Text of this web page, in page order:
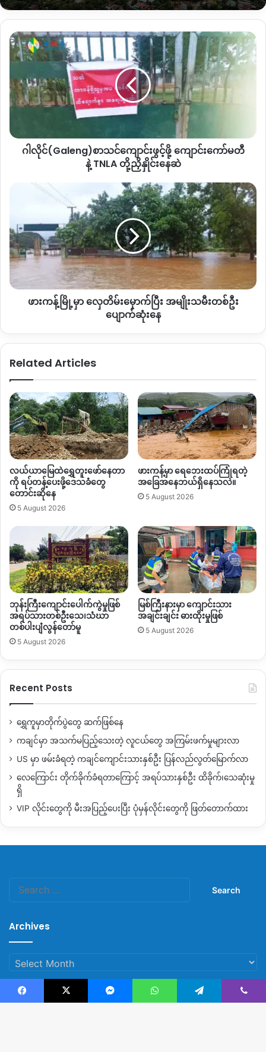
ကချင်ပြည်နယ် မြစ်ကြီးနားမြို့ထဲ ရေဝင်ရောက်နိုင်တဲ့ အဓိကရေ
ဗလမင်းထင်အောက်ရေဝင်ပေါက်၊ စီတာပူ အင်ဂျန်ခ ၊ ကြက်ပေါင်
ခြံ ၊ ရေကြည်၊ ပမ္မတီးရေဝင်ပေါက်တွေရှိပြီး မြစ်ကြီးနားမြို့ရဲ့စိုးရိမ်
ရေအမှတ်ဟာ ၁၂၀၀ စင်တီမီတာဖြစ်ပါတယ်။
လက်ရှိမှာတော့ စိုးရိမ်ရေအမှတ်ရောက်ဖို့ ၃ ပေခွဲခန့်အလိုသာရှိ
တော့ာတာဖြစ်ပါတယ်။
ကချင်ပြည်နယ် မြစ်ကြီးနားမြို့ရဲ့ ဧရာဝတီမြစ်ရေ စိုးရိမ်ရေအမှတ်
၁၂၀၀ စင်တီမီတာ ရှိပြီး လွန်ခဲ့တဲ့ ၂၀၁၉ ခုနှစ်မှာတော့ ၁၂၂၉ စင်တီ
Copy URL
ဂါ
လိုင်(Galeng)စာသင်ကျောင်း
ဖွင့်
ဖို့ ကျောင်း
ကော်မတီ
နဲ့ TNLA တို့
ဆဲ
ဂါလိုင်(Galeng)စာသင်ကျောင်းဖွင့်ဖို့ ကျောင်းကော်မတီ
နဲ့ TNLA တို့ညှိနှိုင်းနေဆဲ
မှာ လှေ
တိမ်း
မှောက်
ပြီး အမျိုးသမီး
ဦး
ပျောက်ဆုံးဖားကန့်မြို့မှာ လှေတိမ်းမှောက်ပြီး အမျိုးသမီးတစ်ဦး
ပျောက်ဆုံးနေ
Related Articles
လယ်ယာမြေထဲရွှေတူးဖော်နေတာ
ကို ရပ်တန့်ပေးဖို့ဒေသခံတွေ
တောင်းဆိုနေ
5 August 2026
ဖားကန့်မှာ ရေဘေးထပ်ကြုံရတဲ့
အခြေအနေဘယ်ရှိနေသလဲ။
5 August 2026
ဘုန်းကြီးကျောင်းပေါက်ကွဲမှုဖြစ်
အရပ်သားတစ်ဦးသေ၊သံဃာ
တစ်ပါးပျံလွန်တော်မူ
5 August 2026
မြစ်ကြီးနားမှာ ကျောင်းသား
အချင်းချင်း ဓားထိုးမှုဖြစ်
5 August 2026
Recent Posts
ရွှေကူမှာတိုက်ပွဲတွေ ဆက်ဖြစ်နေ
ကချင်မှာ အသက်မပြည့်သေးတဲ့ လူငယ်တွေ အကြမ်းဖက်မှုများလာ
US မှာ ဖမ်းခံရတဲ့ ကချင်ကျောင်းသားနှစ်ဦး ပြန်လည်လွတ်မြောက်လာ
လေကြောင်း တိုက်ခိုက်ခံရတာကြောင့် အရပ်သားနှစ်ဦး ထိခိုက်၊သေဆုံးမှု
ရှိ
VIP လိုင်းတွေကို မီးအပြည့်ပေးပြီး ပုံမှန်လိုင်းတွေကို ဖြတ်တောက်ထား
Archives
Archives
Facebook X Messenger WhatsApp Telegram Viber